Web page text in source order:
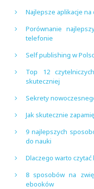
Najlepsze aplikacje
Porównanie
telefonie
Self publishing w
Top 12
skuteczniej
Sekrety
Jak skutecznie
9 najlepszych
do nauki
Dlaczego warto
8 sposobów na
ebooków